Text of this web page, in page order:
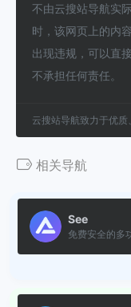
不由云搜站导航实
时，该网页上的内
出现违规，可以直
不承担任何责任。
云搜站导航致力于优质
相关导航
See